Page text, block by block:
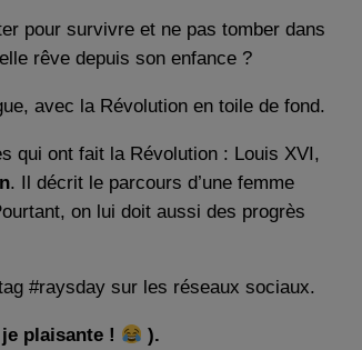
pour survivre et ne pas tomber dans
rêve depuis son enfance ?
avec la Révolution en toile de fond.
qui ont fait la Révolution : Louis XVI,
. Il décrit le parcours d’une femme
on lui doit aussi des progrès
#raysday sur les réseaux sociaux.
plaisante ! ).